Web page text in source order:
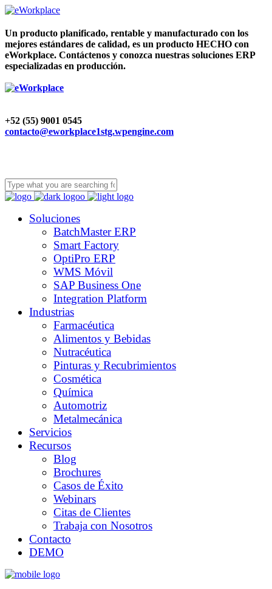
Un producto planificado, rentable y manufacturado con los
mejores estándares de calidad, es un producto HECHO con
eWorkplace. Contáctenos y conozca nuestras soluciones ERP
especializadas en producción.
+52 (55) 9001 0545
contacto@eworkplace1stg.wpengine.com
Soluciones
BatchMaster ERP
Smart Factory
OptiPro ERP
WMS Móvil
SAP Business One
Integration Platform
Industrias
Farmacéutica
Alimentos y Bebidas
Nutracéutica
Pinturas y Recubrimientos
Cosmética
Química
Automotriz
Metalmecánica
Servicios
Recursos
Blog
Brochures
Casos de Éxito
Webinars
Citas de Clientes
Trabaja con Nosotros
Contacto
DEMO